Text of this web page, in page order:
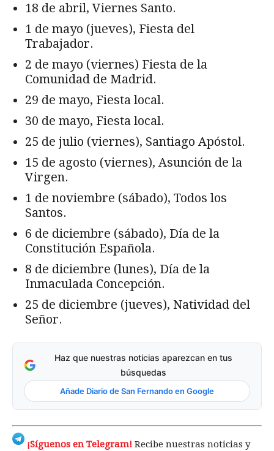
18 de abril, Viernes Santo.
1 de mayo (jueves), Fiesta del
Trabajador.
2 de mayo (viernes) Fiesta de la
Comunidad de Madrid.
29 de mayo, Fiesta local.
30 de mayo, Fiesta local.
25 de julio (viernes), Santiago Apóstol.
15 de agosto (viernes), Asunción de la
Virgen.
1 de noviembre (sábado), Todos los
Santos.
6 de diciembre (sábado), Día de la
Constitución Española.
8 de diciembre (lunes), Día de la
Inmaculada Concepción.
25 de diciembre (jueves), Natividad del
Señor.
Haz que nuestras noticias aparezcan en tus
búsquedas
Añade Diario de San Fernando en Google
¡Síguenos en Telegram! Recibe nuestras noticias y